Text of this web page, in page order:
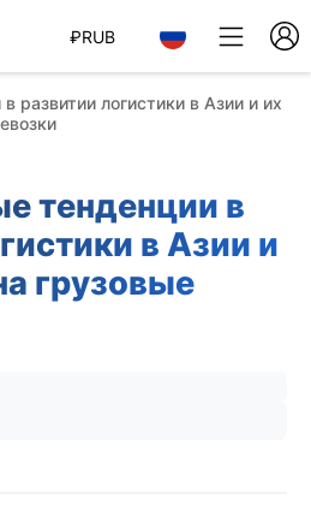
₽RUB
развитии логистики в Азии и их
тенденции в
в Азии и
грузовые